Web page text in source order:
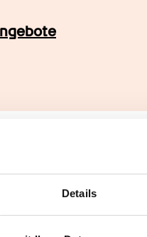
Details